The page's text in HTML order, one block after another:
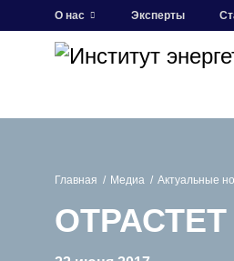
О нас Эксперты
Главная Медиа Актуальные